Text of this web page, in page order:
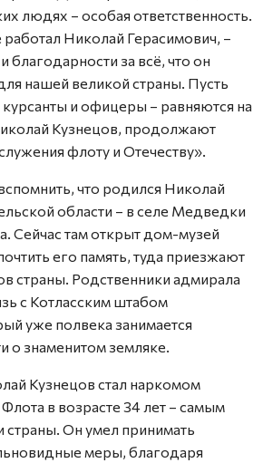
людях – особая ответственность.
Николай Герасимович, –
благодарности за всё, что он
нашей великой страны. Пусть
и офицеры – равняются на
Кузнецов, продолжают
флоту и Отечеству».
что родился Николай
области – в селе Медведки
Сейчас там открыт дом-музей
его память, туда приезжают
страны. Родственники адмирала
с Котласским штабом
уже полвека занимается
о знаменитом земляке.
Кузнецов стал наркомом
в возрасте 34 лет – самым
Он умел принимать
меры, благодаря